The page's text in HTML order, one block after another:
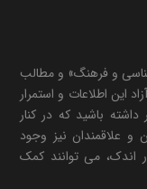
و فرهنگ» و مطالب
اطلاعات و استمرار
باشید که در کنار
علاقمندان نیز وجود
می توانند کمک